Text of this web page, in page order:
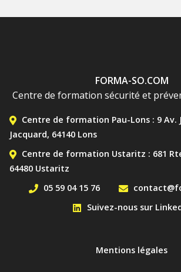
FORMA-SO.COM
Centre de formation sécurité et
MENU DE CONTACT BAS
Centre de formation Pau-Lons : 9 Av.
Jacquard, 64140 Lons
Centre de formation Ustaritz : 681
64480 Ustaritz
05 59 04 15 76
Suivez-nous sur
MENU PIED DE PAGE
Mentions légales